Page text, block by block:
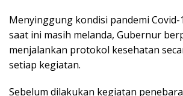
Menyinggung kondisi pandemi
saat ini masih melanda, Gubernur
menjalankan protokol kesehatan
setiap kegiatan.
Sebelum dilakukan kegiatan